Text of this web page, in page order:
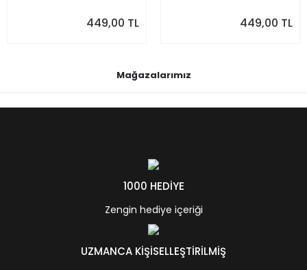
449,00 TL 449,00 TL
Mağazalarımız
1000 HEDİYE
Zengin hediye içeriği
UZMANCA KİŞİSELLEŞTİRİLMİŞ